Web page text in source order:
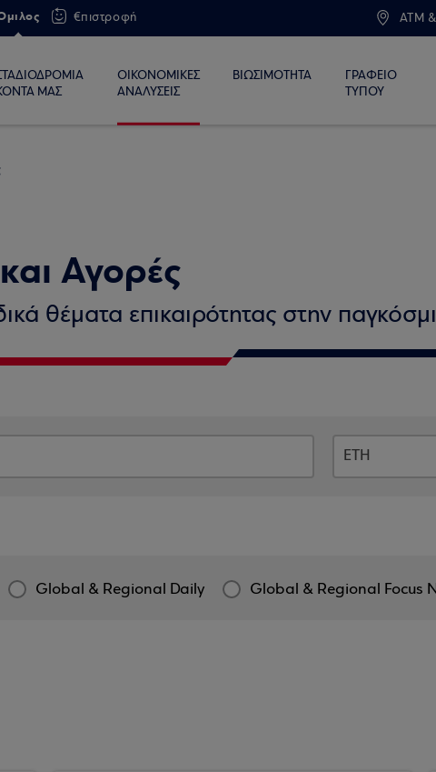
€πιστροφή ATM
ΜΑΣ
ΟΙΚΟΝΟΜΙΚΕΣ
ΑΝΑΛΥΣΕΙΣ
ΒΙΩΣΙΜΟΤΗΤΑ
ΓΡΑΦΕΙΟ
ΤΥΠΟΥ
Αγορές
θέματα επικαιρότητας στην
Global & Regional Daily Global & Regional Focus